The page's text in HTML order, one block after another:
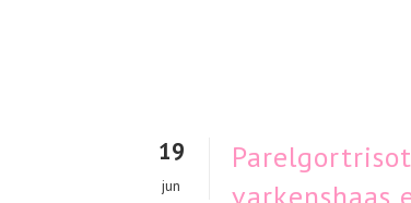
19
jun